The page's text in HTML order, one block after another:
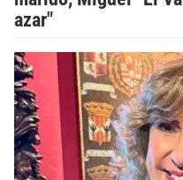
azar"